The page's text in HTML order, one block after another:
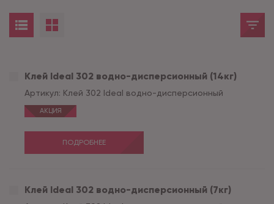
Клей Ideal 302 водно-дисперсионный (14кг)
Артикул: Клей 302 Ideal водно-дисперсионный
АКЦИЯ
ПОДРОБНЕЕ
Клей Ideal 302 водно-дисперсионный (7кг)